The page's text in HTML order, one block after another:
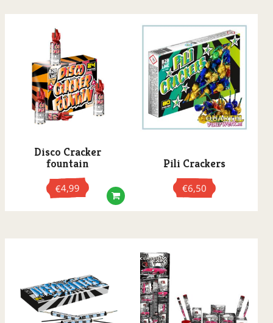
Disco Cracker
fountain
€4,99
Pili Crackers
€6,50